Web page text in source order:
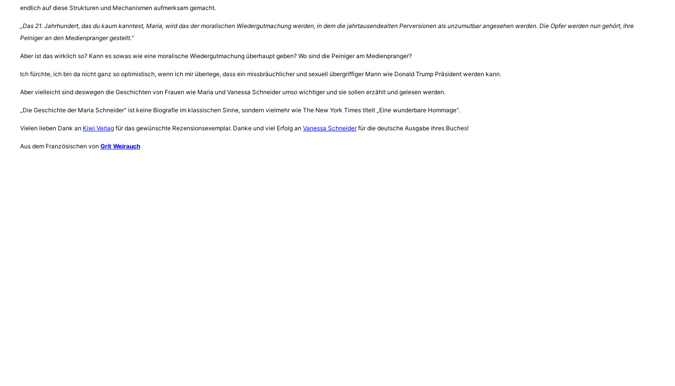
endlich auf diese Strukturen und Mechanismen aufmerksam gemacht.
„Das 21. Jahrhundert, das du kaum kanntest, Maria, wird das der moralischen Wiedergutmachung werden, in dem die jahrtausendealten Perversionen als unzumutbar angesehen werden. Die Opfer werden nun gehört, ihre
Peiniger an den Medienpranger gestellt.“
Aber ist das wirklich so? Kann es sowas wie eine moralische Wiedergutmachung überhaupt geben? Wo sind die Peiniger am Medienpranger?
Ich fürchte, ich bin da nicht ganz so optimistisch, wenn ich mir überlege, dass ein missbräuchlicher und sexuell übergriffiger Mann wie Donald Trump Präsident werden kann.
Aber vielleicht sind deswegen die Geschichten von Frauen wie Maria und Vanessa Schneider umso wichtiger und sie sollen erzählt und gelesen werden.
„Die Geschichte der Maria Schneider“ ist keine Biografie im klassischen Sinne, sondern vielmehr wie The New York Times titelt „Eine wunderbare Hommage“.
Vielen lieben Dank an Kiwi Verlag für das gewünschte Rezensionsexemplar. Danke und viel Erfolg an Vanessa Schneiderfür die deutsche Ausgabe ihres Buches!
Aus dem Französischen von Grit Weirauch